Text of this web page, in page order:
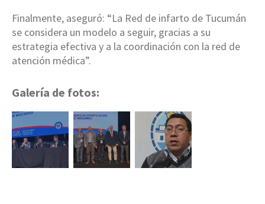
Finalmente, aseguró: “La Red de infarto de Tucumán
se considera un modelo a seguir, gracias a su
estrategia efectiva y a la coordinación con la red de
atención médica”.
Galería de fotos: